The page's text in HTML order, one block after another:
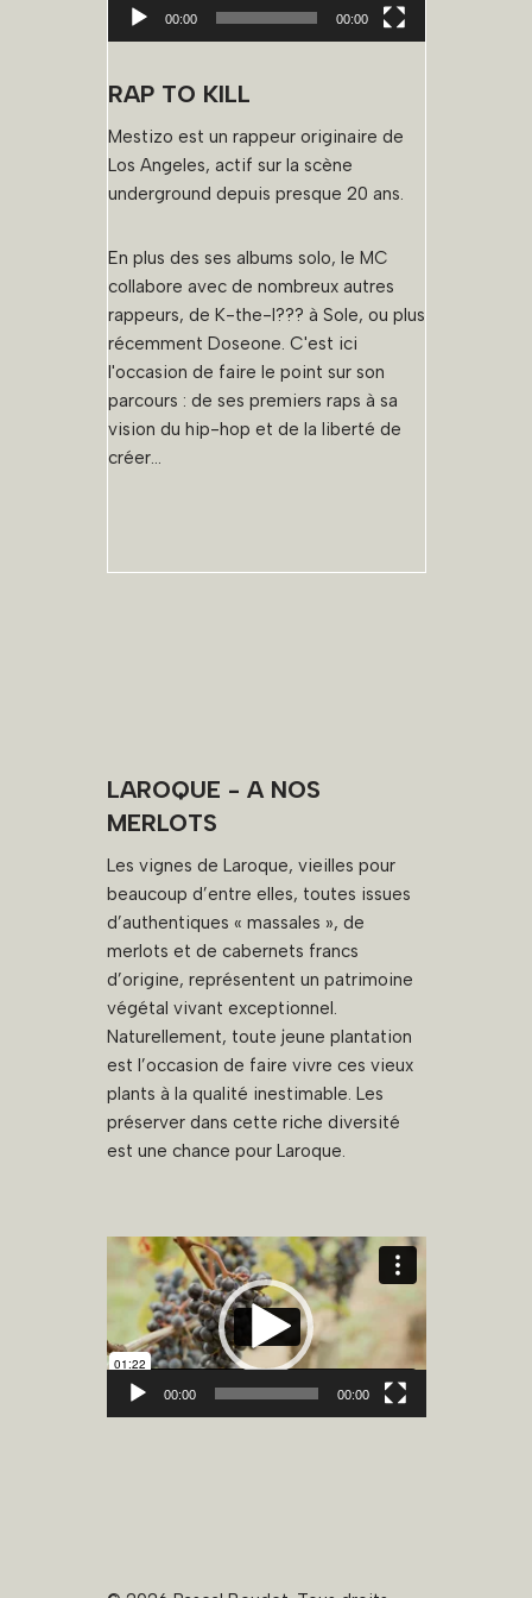
r
i
d
é
o
00:00 00:00
RAP TO KILL
Mestizo est un rappeur originaire de
Los Angeles, actif sur la scène
underground depuis presque 20 ans.
En plus des ses albums solo, le MC
collabore avec de nombreux autres
rappeurs, de K-the-I??? à Sole, ou plus
récemment Doseone. C'est ici
l'occasion de faire le point sur son
parcours : de ses premiers raps à sa
vision du hip-hop et de la liberté de
créer...
LAROQUE - A NOS
MERLOTS
Les vignes de Laroque, vieilles pour
beaucoup d’entre elles, toutes issues
d’authentiques « massales », de
merlots et de cabernets francs
d’origine, représentent un patrimoine
végétal vivant exceptionnel.
Naturellement, toute jeune plantation
est l’occasion de faire vivre ces vieux
plants à la qualité inestimable. Les
préserver dans cette riche diversité
est une chance pour Laroque.
t
e
r
00:00 00:00